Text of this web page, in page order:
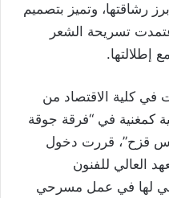
رشاقتها، وتميز بتصميم
تسريحة الشعر
إطلالتها.
في كلية الاقتصاد من
كمغنية في “فرقة جوقة
قزح”، قررت دخول
العالي للفنون
لها في عمل مسرحي